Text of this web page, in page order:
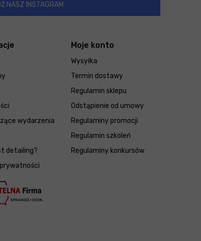
NASZ INSTAGRAM
wydarzenia
detailing?
Moje konto
Wysyłka
Termin dostawy
Regulamin sklepu
Odstąpienie od umowy
Regulaminy promocji
Regulamin szkoleń
Regulaminy konkursów